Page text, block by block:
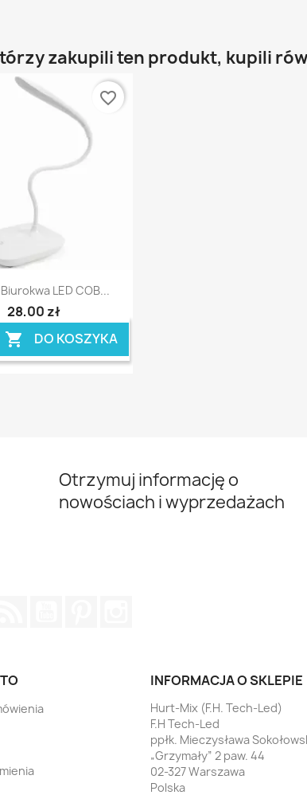
zakupili ten produkt, kupili
podgląd
LED COB...
28,00 zł
 DO KOSZYKA
favorite_border
Otrzymuj informację o
nowościach i wyprzedażach
INFORMACJA O SKLEPIE
Hurt-Mix (F.H. Tech-Led)
F.H Tech-Led
ppłk. Mieczysława
„Grzymały” 2 paw. 44
02-327 Warszawa
Polska